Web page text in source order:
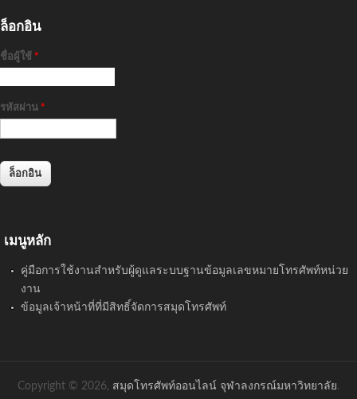
ล็อกอิน
ชื่อผู้ใช้ *
รหัสผ่าน *
เมนูหลัก
คู่มือการใช้งานสำหรับผู้ดูแลระบบฐานข้อมูลเลขหมายโทรศัพท์หน่วย
งาน
ข้อมูลเจ้าหน้าที่ที่มีสิทธิ์จัดการสมุดโทรศัพท์
Copyright © 2026, สมุดโทรศัพท์ออนไลน์ จุฬาลงกรณ์มหาวิทยาลัย.